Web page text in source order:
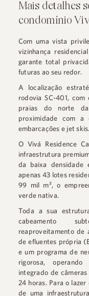
Mais detalhes
condomínio
Com uma vista
vizinhança
garante total
futuras ao seu redor.
A localização
rodovia SC-401, com
praias do norte da
proximidade com
embarcações e jet skis.
O Vivá Residence
infraestrutura
da baixa densidade
apenas 43 lotes
99 mil m², o
verde nativa.
Toda a sua
cabeamento
reaproveitamento de
de efluentes própria
e um programa de
rigorosa,
integrado de
24 horas. Para o
de uma